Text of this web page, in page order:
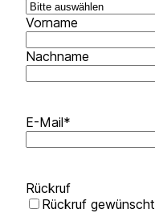
Vorname
Nachname
E-Mail*
Rückruf
Rückruf gewünscht